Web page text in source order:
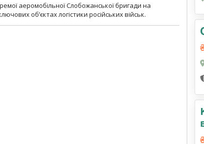
аеромобільної Слобожанської бригади на
об’єктах логістики російських військ.